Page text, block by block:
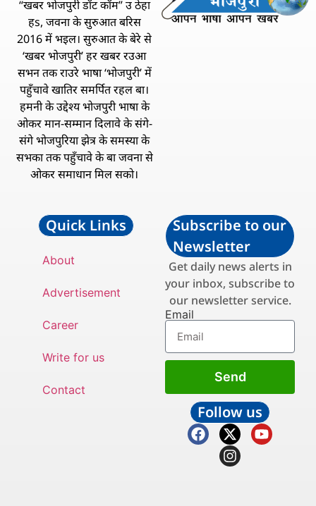
“खबर भोजपुरी डॉट कॉम” उ ठेहा
हs, जवना के सुरुआत बरिस
2016 में भइल। सुरुआत के बेरे से
‘खबर भोजपुरी’ हर खबर रउआ
सभन तक राउरे भाषा ‘भोजपुरी’ में
पहुँचावे खातिर समर्पित रहल बा।
हमनी के उद्देश्य भोजपुरी भाषा के
ओकर मान-सम्मान दिलावे के संगे-
संगे भोजपुरिया झेत्र के समस्या के
सभका तक पहुँचावे के बा जवना से
ओकर समाधान मिल सको।
Quick Links
About
Advertisement
Career
Write for us
Contact
Subscribe to our
Newsletter
Get daily news alerts in
your inbox, subscribe to
our newsletter service.
Email
Send
Follow us